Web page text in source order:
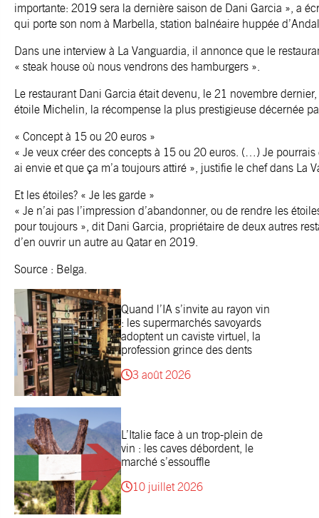
importante: 2019 sera la dernière saison de Dani Garcia », a
qui porte son nom à Marbella, station balnéaire huppée
Dans une interview à La Vanguardia, il annonce que le
« steak house où nous vendrons des hamburgers ».
Le restaurant Dani Garcia était devenu, le 21 novembre
étoile Michelin, la récompense la plus prestigieuse décernée
« Concept à 15 ou 20 euros »
« Je veux créer des concepts à 15 ou 20 euros. (…) Je
ai envie et que ça m’a toujours attiré », justifie le chef dans La
Et les étoiles? « Je les garde »
« Je n’ai pas l’impression d’abandonner, ou de rendre les
pour toujours », dit Dani Garcia, propriétaire de deux autres
d’en ouvrir un autre au Qatar en 2019.
Source : Belga.
Quand l’IA s’invite au rayon vin
: les supermarchés savoyards
adoptent un caviste virtuel, la
profession grince des dents
3 août 2026
L’Italie face à un trop-plein de
vin : les caves débordent, le
marché s’essouffle
10 juillet 2026